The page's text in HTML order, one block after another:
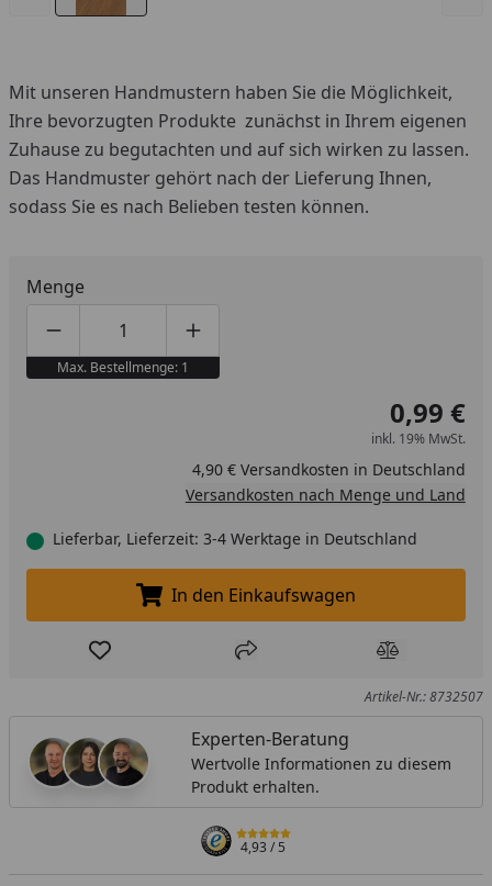
Mit unseren Handmustern haben Sie die Möglichkeit,
Ihre bevorzugten Produkte zunächst in Ihrem eigenen
Zuhause zu begutachten und auf sich wirken zu lassen.
Das Handmuster gehört nach der Lieferung Ihnen,
sodass Sie es nach Belieben testen können.
Menge
Produktmenge um eins verringern
Produktmenge manuell eingeben
Produktmenge um eins erhöhen
Max. Bestellmenge: 1
0,99 €
inkl. 19% MwSt.
4,90 € Versandkosten in Deutschland
Versandkosten nach Menge und Land
Lieferbar, Lieferzeit: 3-4 Werktage in Deutschland
In den Einkaufswagen legen
In den Einkaufswagen
Produkt zur Wunschliste hinzufügen
Teilen Produkt
Artikel-Nr.: 8732507
Experten-Beratung
Wertvolle Informationen zu diesem
Produkt erhalten.
4,93/ 5